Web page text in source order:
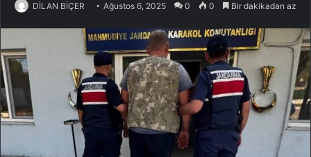
DİLAN BİÇER Ağustos 6, 2025 0 0 Bir dakikadan az